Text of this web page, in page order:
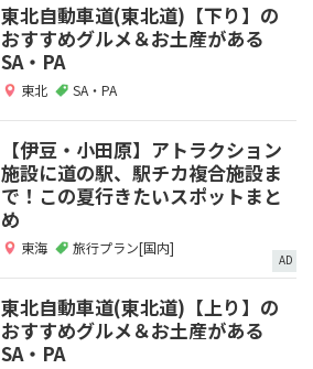
東北自動車道(東北道)【下り】の
おすすめグルメ＆お土産がある
SA・PA
東北 SA・PA
【伊豆・小田原】アトラクション
施設に道の駅、駅チカ複合施設ま
で！この夏行きたいスポットまと
め
東海 旅行プラン[国内]
AD
東北自動車道(東北道)【上り】の
おすすめグルメ＆お土産がある
SA・PA